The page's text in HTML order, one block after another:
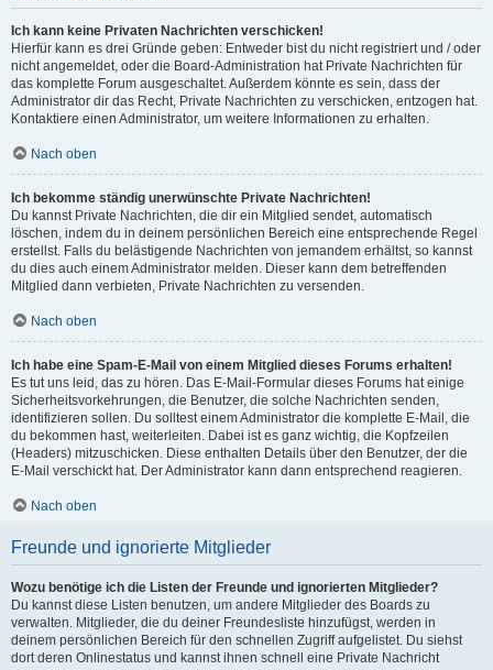
Ich kann keine Privaten Nachrichten verschicken!
Hierfür kann es drei Gründe geben: Entweder bist du nicht registriert und / oder
nicht angemeldet, oder die Board-Administration hat Private Nachrichten für
das komplette Forum ausgeschaltet. Außerdem könnte es sein, dass der
Administrator dir das Recht, Private Nachrichten zu verschicken, entzogen hat.
Kontaktiere einen Administrator, um weitere Informationen zu erhalten.
Nach oben
Ich bekomme ständig unerwünschte Private Nachrichten!
Du kannst Private Nachrichten, die dir ein Mitglied sendet, automatisch
löschen, indem du in deinem persönlichen Bereich eine entsprechende Regel
erstellst. Falls du belästigende Nachrichten von jemandem erhältst, so kannst
du dies auch einem Administrator melden. Dieser kann dem betreffenden
Mitglied dann verbieten, Private Nachrichten zu versenden.
Nach oben
Ich habe eine Spam-E-Mail von einem Mitglied dieses Forums erhalten!
Es tut uns leid, das zu hören. Das E-Mail-Formular dieses Forums hat einige
Sicherheitsvorkehrungen, die Benutzer, die solche Nachrichten senden,
identifizieren sollen. Du solltest einem Administrator die komplette E-Mail, die
du bekommen hast, weiterleiten. Dabei ist es ganz wichtig, die Kopfzeilen
(Headers) mitzuschicken. Diese enthalten Details über den Benutzer, der die
E-Mail verschickt hat. Der Administrator kann dann entsprechend reagieren.
Nach oben
Freunde und ignorierte Mitglieder
Wozu benötige ich die Listen der Freunde und ignorierten Mitglieder?
Du kannst diese Listen benutzen, um andere Mitglieder des Boards zu
verwalten. Mitglieder, die du deiner Freundesliste hinzufügst, werden in
deinem persönlichen Bereich für den schnellen Zugriff aufgelistet. Du siehst
dort deren Onlinestatus und kannst ihnen schnell eine Private Nachricht